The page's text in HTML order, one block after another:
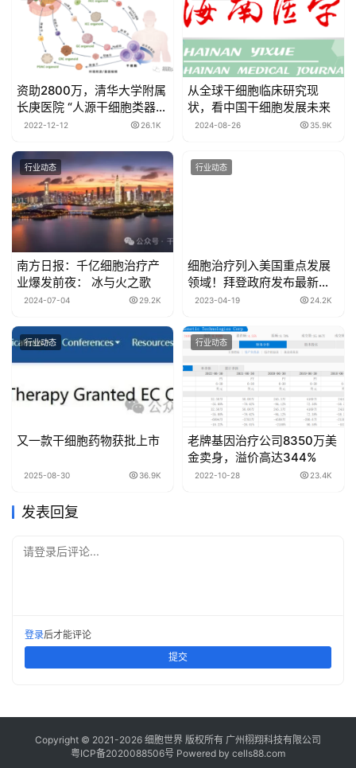
资助2800万，清华大学附属
长庚医院 “人源干细胞类器官
模型高通量制备及其在消化
获批重点研发计划
2022-12-12 26.1K
从全球干细胞临床研究现
状，看中国干细胞发展未来
2024-08-26 35.9K
行业动态
南方日报：千亿细胞治疗产
业爆发前夜： 冰与火之歌
2024-07-04 29.2K
行业动态
细胞治疗列入美国重点发展
领域！拜登政府发布最新
《美国生物技术和生物制造
2023-04-19 24.2K
行业动态
又一款干细胞药物获批上市
2025-08-30 36.9K
行业动态
老牌基因治疗公司8350万美
金卖身，溢价高达344%
2022-10-28 23.4K
发表回复
请登录后评论...
登录后才能评论
提交
Copyright © 2021-2026 细胞世界 版权所有 广州栩翔科技有限公司
粤ICP备2020088506号 Powered by cells88.com